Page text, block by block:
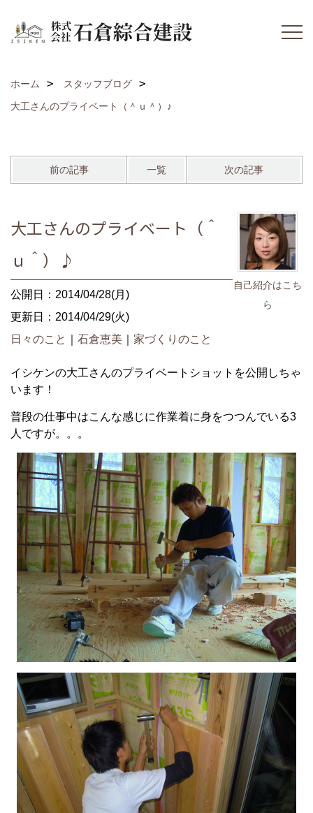
ホーム
スタッフブログ
大工さんのプライベート（＾ｕ＾）♪
前の記事 一覧 次の記事
自己紹介はこち
ら
大工さんのプライベート（＾
ｕ＾）♪
公開日：2014/04/28(月)
更新日：2014/04/29(火)
日々のこと
石倉恵美 家づくりのこと
イシケンの大工さんのプライベートショットを公開しちゃ
います！
普段の仕事中はこんな感じに作業着に身をつつんでいる3
人ですが。。。